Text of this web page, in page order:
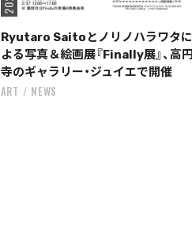
Ryutaro Saitoとノリノハラワタに
よる写真＆絵画展『Finally展』、高円
寺のギャラリー・ジュイエで開催
ART NEWS